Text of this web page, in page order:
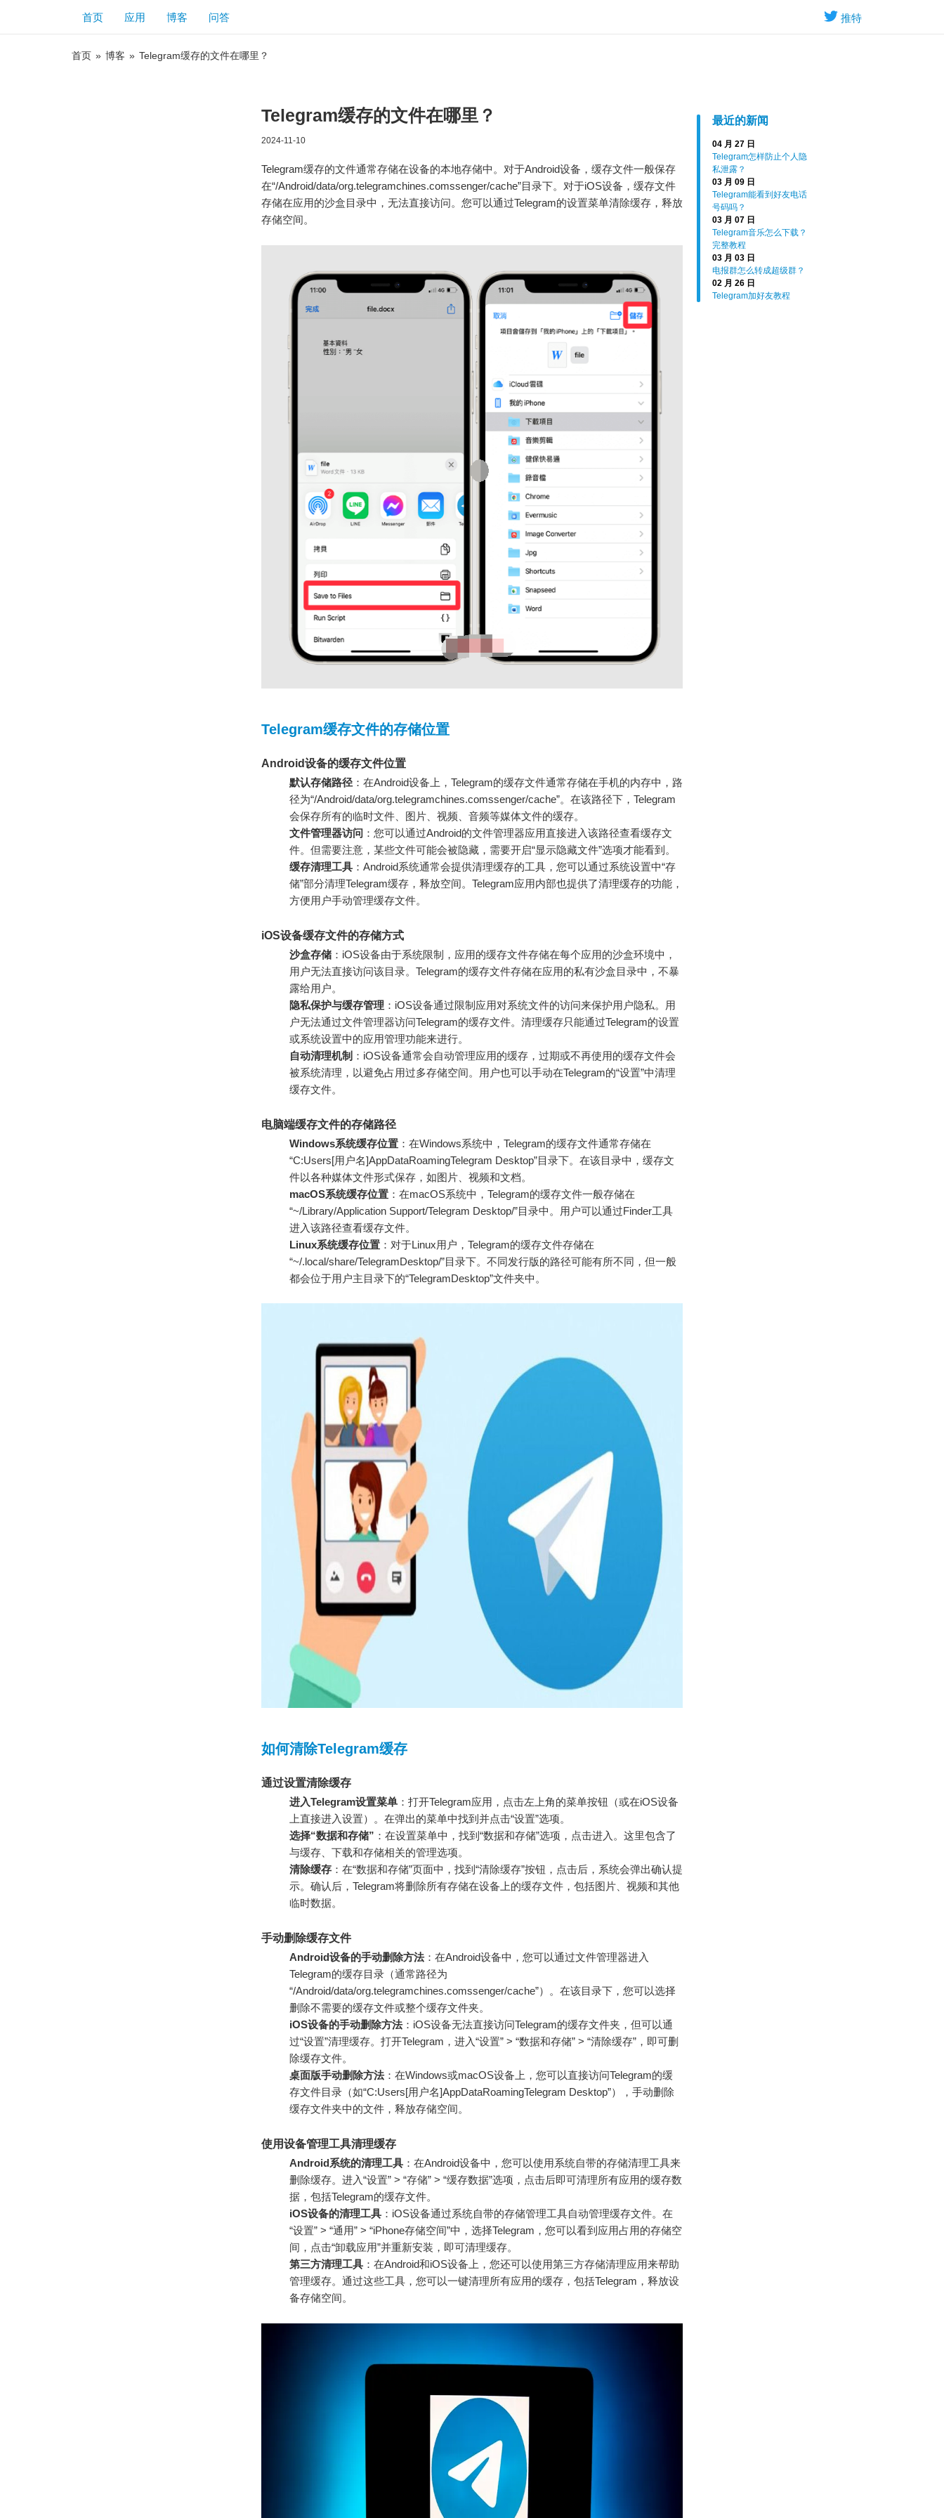
推特
首页 应用 博客 问答
首页 » 博客 » Telegram缓存的文件在哪里？
最近的新闻
04 月 27 日
Telegram怎样防止个人隐
私泄露？
03 月 09 日
Telegram能看到好友电话
号码吗？
03 月 07 日
Telegram音乐怎么下载？
完整教程
03 月 03 日
电报群怎么转成超级群？
02 月 26 日
Telegram加好友教程
Telegram缓存的文件在哪里？
2024-11-10
Telegram缓存的文件通常存储在设备的本地存储中。对于Android设备，缓存文件一般保存
在“/Android/data/org.telegramchines.comssenger/cache”目录下。对于iOS设备，缓存文件
存储在应用的沙盒目录中，无法直接访问。您可以通过Telegram的设置菜单清除缓存，释放
存储空间。
Telegram缓存文件的存储位置
Android设备的缓存文件位置
默认存储路径 ：在Android设备上，Telegram的缓存文件通常存储在手机的内存中，路
径为“/Android/data/org.telegramchines.comssenger/cache”。在该路径下，Telegram
会保存所有的临时文件、图片、视频、音频等媒体文件的缓存。
文件管理器访问 ：您可以通过Android的文件管理器应用直接进入该路径查看缓存文
件。但需要注意，某些文件可能会被隐藏，需要开启“显示隐藏文件”选项才能看到。
缓存清理工具 ：Android系统通常会提供清理缓存的工具，您可以通过系统设置中“存
储”部分清理Telegram缓存，释放空间。Telegram应用内部也提供了清理缓存的功能，
方便用户手动管理缓存文件。
iOS设备缓存文件的存储方式
沙盒存储 ：iOS设备由于系统限制，应用的缓存文件存储在每个应用的沙盒环境中，
用户无法直接访问该目录。Telegram的缓存文件存储在应用的私有沙盒目录中，不暴
露给用户。
隐私保护与缓存管理 ：iOS设备通过限制应用对系统文件的访问来保护用户隐私。用
户无法通过文件管理器访问Telegram的缓存文件。清理缓存只能通过Telegram的设置
或系统设置中的应用管理功能来进行。
自动清理机制 ：iOS设备通常会自动管理应用的缓存，过期或不再使用的缓存文件会
被系统清理，以避免占用过多存储空间。用户也可以手动在Telegram的“设置”中清理
缓存文件。
电脑端缓存文件的存储路径
Windows系统缓存位置 ：在Windows系统中，Telegram的缓存文件通常存储在
“C:Users[用户名]AppDataRoamingTelegram Desktop”目录下。在该目录中，缓存文
件以各种媒体文件形式保存，如图片、视频和文档。
macOS系统缓存位置 ：在macOS系统中，Telegram的缓存文件一般存储在
“~/Library/Application Support/Telegram Desktop/”目录中。用户可以通过Finder工具
进入该路径查看缓存文件。
Linux系统缓存位置 ：对于Linux用户，Telegram的缓存文件存储在
“~/.local/share/TelegramDesktop/”目录下。不同发行版的路径可能有所不同，但一般
都会位于用户主目录下的“TelegramDesktop”文件夹中。
如何清除Telegram缓存
通过设置清除缓存
进入Telegram设置菜单 ：打开Telegram应用，点击左上角的菜单按钮（或在iOS设备
上直接进入设置）。在弹出的菜单中找到并点击“设置”选项。
选择“数据和存储” ：在设置菜单中，找到“数据和存储”选项，点击进入。这里包含了
与缓存、下载和存储相关的管理选项。
清除缓存 ：在“数据和存储”页面中，找到“清除缓存”按钮，点击后，系统会弹出确认提
示。确认后，Telegram将删除所有存储在设备上的缓存文件，包括图片、视频和其他
临时数据。
手动删除缓存文件
Android设备的手动删除方法：在Android设备中，您可以通过文件管理器进入
Telegram的缓存目录（通常路径为
“/Android/data/org.telegramchines.comssenger/cache”）。在该目录下，您可以选择
删除不需要的缓存文件或整个缓存文件夹。
iOS设备的手动删除方法：iOS设备无法直接访问Telegram的缓存文件夹，但可以通
过“设置”清理缓存。打开Telegram，进入“设置” > “数据和存储” > “清除缓存”，即可删
除缓存文件。
桌面版手动删除方法：在Windows或macOS设备上，您可以直接访问Telegram的缓
存文件目录（如“C:Users[用户名]AppDataRoamingTelegram Desktop”），手动删除
缓存文件夹中的文件，释放存储空间。
使用设备管理工具清理缓存
Android系统的清理工具 ：在Android设备中，您可以使用系统自带的存储清理工具来
删除缓存。进入“设置” > “存储” > “缓存数据”选项，点击后即可清理所有应用的缓存数
据，包括Telegram的缓存文件。
iOS设备的清理工具 ：iOS设备通过系统自带的存储管理工具自动管理缓存文件。在
“设置” > “通用” > “iPhone存储空间”中，选择Telegram，您可以看到应用占用的存储空
间，点击“卸载应用”并重新安装，即可清理缓存。
第三方清理工具 ：在Android和iOS设备上，您还可以使用第三方存储清理应用来帮助
管理缓存。通过这些工具，您可以一键清理所有应用的缓存，包括Telegram，释放设
备存储空间。